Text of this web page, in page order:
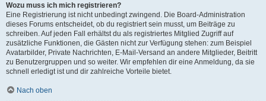
Wozu muss ich mich registrieren?
Eine Registrierung ist nicht unbedingt zwingend. Die Board-Administration
dieses Forums entscheidet, ob du registriert sein musst, um Beiträge zu
schreiben. Auf jeden Fall erhältst du als registriertes Mitglied Zugriff auf
zusätzliche Funktionen, die Gästen nicht zur Verfügung stehen: zum Beispiel
Avatarbilder, Private Nachrichten, E-Mail-Versand an andere Mitglieder, Beitritt
zu Benutzergruppen und so weiter. Wir empfehlen dir eine Anmeldung, da sie
schnell erledigt ist und dir zahlreiche Vorteile bietet.
Nach oben